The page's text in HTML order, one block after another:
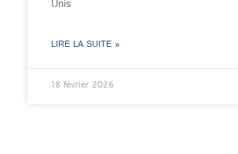
Unis
LIRE LA SUITE »
18 février 2026